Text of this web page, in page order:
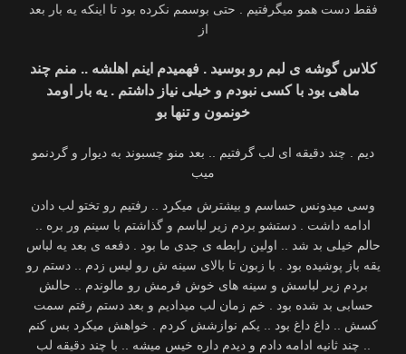
فقط دست همو میگرفتیم . حتی بوسمم نکرده بود تا اینکه یه بار بعد
از
کلاس گوشه ی لبم رو بوسید . فهمیدم اینم اهلشه .. منم چند
ماهی بود با کسی نبودم و خیلی نیاز داشتم . یه بار اومد
خونمون و تنها بو
دیم . چند دقیقه ای لب گرفتیم .. بعد منو چسبوند به دیوار و گردنمو
میب
وسی میدونس حساسم و بیشترش میکرد .. رفتیم رو تختو لب دادن
ادامه داشت . دستشو بردم زیر لباسم و گذاشتم با سینم ور بره ..
حالم خیلی بد شد .. اولین رابطه ی جدی ما بود . دفعه ی بعد یه لباس
یقه باز پوشیده بود . با زبون تا بالای سینه ش رو لیس زدم .. دستم رو
بردم زیر لباسش و سینه های خوش فرمش رو مالوندم .. حالش
حسابی بد شده بود . خم زمان لب میدادیم و بعد دستم رفتم سمت
کسش .. داغ داغ بود .. یکم نوازشش کردم . خواهش میکرد بس کنم
.. چند ثانیه ادامه دادم و دیدم داره خیس میشه .. با چند دقیقه لب